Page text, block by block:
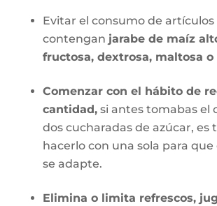
Evitar el consumo de artículos
contengan jarabe de maíz
fructosa, dextrosa, maltosa o
Comenzar con el hábito de
cantidad,si antes tomabas el
dos cucharadas de azúcar, es
hacerlo con una sola para que
se adapte.
Elimina o limita refrescos,